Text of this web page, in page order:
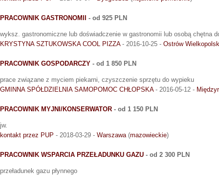
PRACOWNIK GASTRONOMII - od 925 PLN
wyksz. gastronomiczne lub doświadczenie w gastronomii lub osobą chętna
KRYSTYNA SZTUKOWSKA COOL PIZZA- 2016-10-25 - Ostrów
PRACOWNIK GOSPODARCZY - od 1 850 PLN
prace związane z myciem piekarni, czyszczenie sprzętu do wypieku
GMINNA SPÓŁDZIELNIA SAMOPOMOC CHŁOPSKA- 2016-05-12 -
PRACOWNIK MYJNI/KONSERWATOR - od 1 150 PLN
jw.
kontakt przez PUP - 2018-03-29 - Warszawa (mazowieckie)
PRACOWNIK WSPARCIA PRZEŁADUNKU GAZU - od 2 300 PLN
przeładunek gazu płynnego